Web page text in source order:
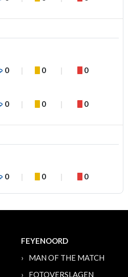
0 0 0
0 0 0
0 0 0
FEYENOORD
MAN OF THE MATCH
FOTOVERSLAGEN